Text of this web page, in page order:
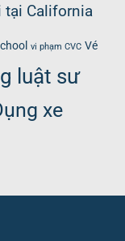
tại California
vi phạm CVC Vé
luật sư
xe